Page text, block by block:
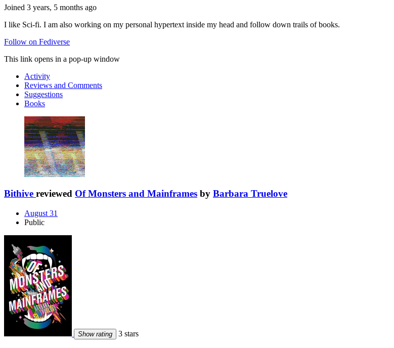
Joined 3 years, 5 months ago
I like Sci-fi. I am also working on my personal hypertext inside my head and follow down trails of books.
Follow on Fediverse
This link opens in a pop-up window
Activity
Reviews and Comments
Suggestions
Books
Bithive reviewed Of Monsters and Mainframes by Barbara Truelove
August 31
Public
Show rating 3 stars